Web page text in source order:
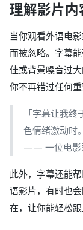
理解影片内
当你观看外语电
而被忽略。字幕
佳或背景噪音过
你不再错过任何重
「字幕让我
色情绪激动时
—— 一位电影
此外，字幕还能
语影片，有时也
在，让你能轻松